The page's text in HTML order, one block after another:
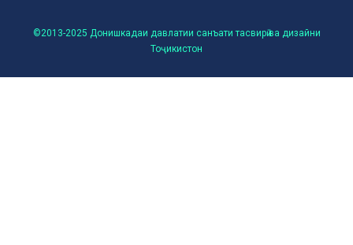
©2013-2025 Донишкадаи давлатии санъати тасвирӣ ва дизайни
Тоҷикистон